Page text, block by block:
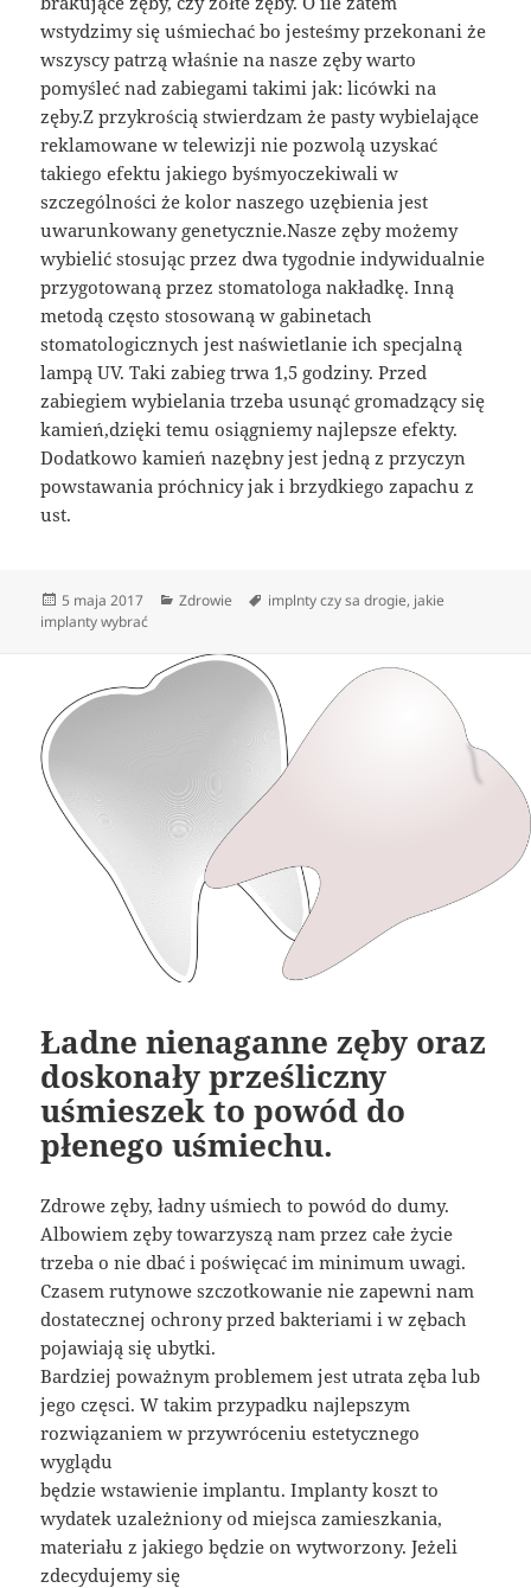
wstydzimy się uśmiechać bo jesteśmy przekonani że
wszyscy patrzą właśnie na nasze zęby warto
pomyśleć nad zabiegami takimi jak: licówki na
zęby.Z przykrością stwierdzam że pasty wybielające
reklamowane w telewizji nie pozwolą uzyskać
takiego efektu jakiego byśmyoczekiwali w
szczególności że kolor naszego uzębienia jest
uwarunkowany genetycznie.Nasze zęby możemy
wybielić stosując przez dwa tygodnie indywidualnie
przygotowaną przez stomatologa nakładkę. Inną
metodą często stosowaną w gabinetach
stomatologicznych jest naświetlanie ich specjalną
lampą UV. Taki zabieg trwa 1,5 godziny. Przed
zabiegiem wybielania trzeba usunąć gromadzący się
kamień,dzięki temu osiągniemy najlepsze efekty.
Dodatkowo kamień nazębny jest jedną z przyczyn
powstawania próchnicy jak i brzydkiego zapachu z
ust.
Data
publikacji
5 maja 2017 Kategorie
Zdrowie Tagi
implnty czy sa drogie, jakie
implanty wybrać
Ładne nienaganne zęby oraz
doskonały prześliczny
uśmieszek to powód do
płenego uśmiechu.
Zdrowe zęby, ładny uśmiech to powód do dumy.
Albowiem zęby towarzyszą nam przez całe życie
trzeba o nie dbać i poświęcać im minimum uwagi.
Czasem rutynowe szczotkowanie nie zapewni nam
dostatecznej ochrony przed bakteriami i w zębach
pojawiają się ubytki.
Bardziej poważnym problemem jest utrata zęba lub
jego częsci. W takim przypadku najlepszym
rozwiązaniem w przywróceniu estetycznego
wyglądu
będzie wstawienie implantu. Implanty koszt to
wydatek uzależniony od miejsca zamieszkania,
materiału z jakiego będzie on wytworzony. Jeżeli
zdecydujemy się